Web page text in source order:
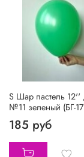
S Шар пастель
№11 зеленый (БГ-
185 руб